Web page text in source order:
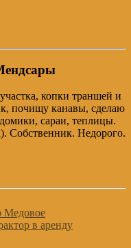
копки траншей и
почищу канавы, сделаю
сараи, теплицы.
Собственник. Недорого.
Медовое
в аренду